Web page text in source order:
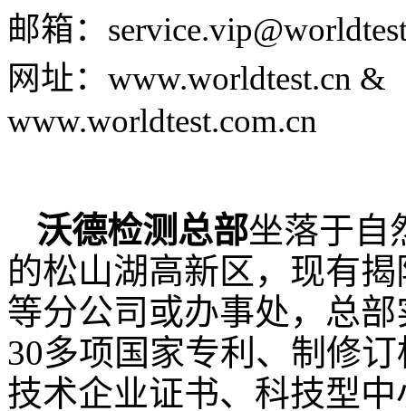
邮箱：
网址： www.worldtest.cn &
www.worldtest.com.cn
沃德检测总部坐落于自
的松山湖高新区，现有
等分公司或办事处，总
30多项国家专利、制修
技术企业证书、科技型